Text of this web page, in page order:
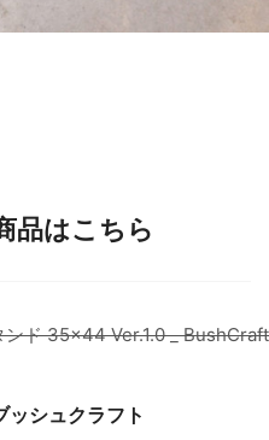
品はこちら
ッシュクラフト